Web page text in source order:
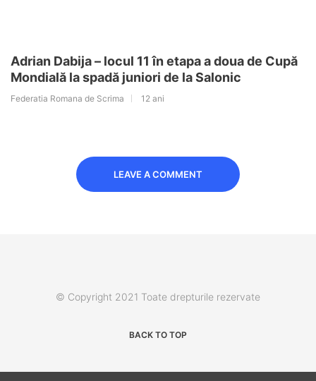
Adrian Dabija – locul 11 în etapa a doua de Cupă
Mondială la spadă juniori de la Salonic
Federatia Romana de Scrima 12 ani
LEAVE A COMMENT
© Copyright 2021 Toate drepturile rezervate
BACK TO TOP